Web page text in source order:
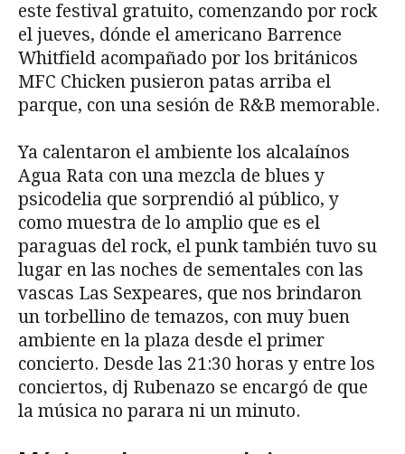
este festival gratuito, comenzando por rock
el jueves, dónde el americano Barrence
Whitfield acompañado por los británicos
MFC Chicken pusieron patas arriba el
parque, con una sesión de R&B memorable.
Ya calentaron el ambiente los alcalaínos
Agua Rata con una mezcla de blues y
psicodelia que sorprendió al público, y
como muestra de lo amplio que es el
paraguas del rock, el punk también tuvo su
lugar en las noches de sementales con las
vascas Las Sexpeares, que nos brindaron
un torbellino de temazos, con muy buen
ambiente en la plaza desde el primer
concierto. Desde las 21:30 horas y entre los
conciertos, dj Rubenazo se encargó de que
la música no parara ni un minuto.